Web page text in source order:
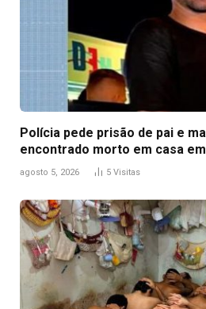
Polícia pede prisão de pai e
encontrado morto em casa
agosto 5, 2026 5 Visitas